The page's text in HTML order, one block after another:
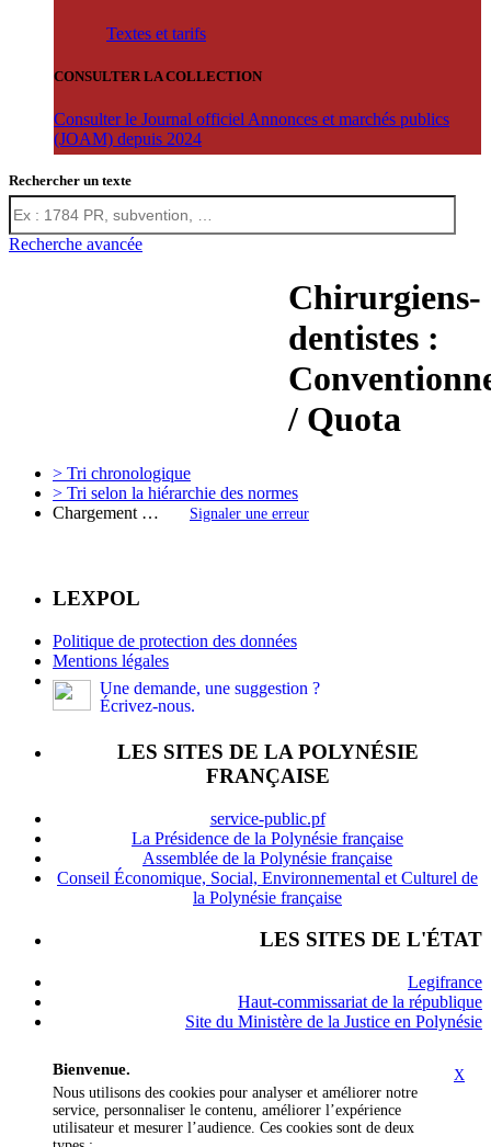
Textes et tarifs
CONSULTER LA COLLECTION
Consulter le Journal officiel Annonces et marchés publics
(JOAM) depuis 2024
Rechercher un texte
Recherche avancée
Chirurgiens-
dentistes :
/ Quota
> Tri chronologique
> Tri selon la hiérarchie des normes
Chargement …
Signaler une erreur
LEXPOL
Politique de protection des données
Mentions légales
Une demande, une suggestion ?
Écrivez-nous.
LES SITES DE LA POLYNÉSIE
FRANÇAISE
service-public.pf
La Présidence de la Polynésie française
Assemblée de la Polynésie française
Conseil Économique, Social, Environnemental et Culturel de
la Polynésie française
LES SITES DE L'ÉTAT
Legifrance
Haut-commissariat de la république
Site du Ministère de la Justice en Polynésie
X
Bienvenue.
Nous utilisons des cookies pour analyser et améliorer notre
service, personnaliser le contenu, améliorer l’expérience
utilisateur et mesurer l’audience. Ces cookies sont de deux